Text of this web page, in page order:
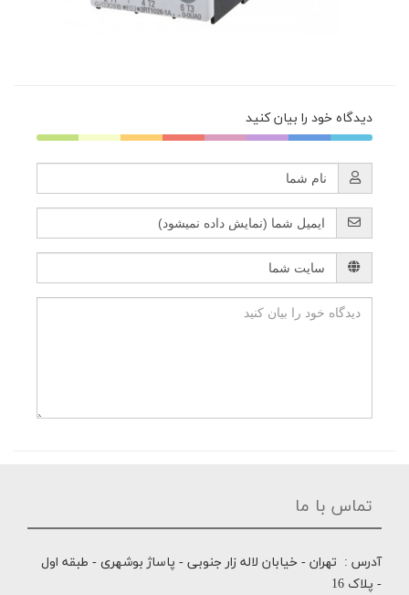
دیدگاه خود را بیان کنید
تماس با ما
آدرس : تهران - خیابان لاله زار جنوبی - پاساژ بوشهری - طبقه اول
- پلاک 16